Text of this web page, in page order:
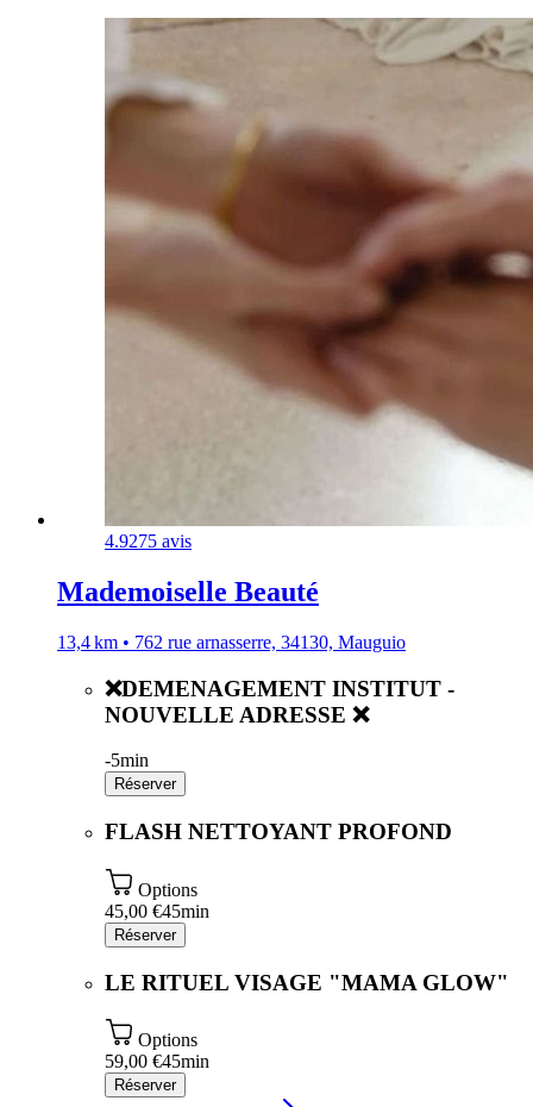
4.9275 avis
Mademoiselle Beauté
13,4 km • 762 rue arnasserre, 34130, Mauguio
❌DEMENAGEMENT INSTITUT -
NOUVELLE ADRESSE ❌
-5min
Réserver
FLASH NETTOYANT PROFOND
Options
45,00 €45min
Réserver
LE RITUEL VISAGE "MAMA GLOW"
Options
59,00 €45min
Réserver